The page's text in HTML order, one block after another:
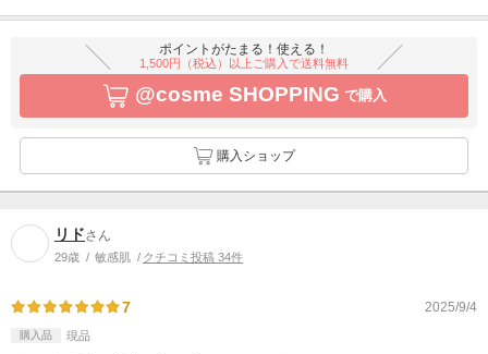
ポイントがたまる！使える！
1,500円（税込）以上ご購入で送料無料
@cosme SHOPPING で購入
購入ショップ
リドさん
29歳 敏感肌 クチコミ投稿 34件
7 2025/9/4
購入品 現品